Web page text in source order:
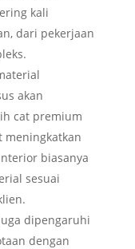
kali
dari pekerjaan
akan
cat premium
meningkatkan
biasanya
sesuai
dipengaruhi
dengan